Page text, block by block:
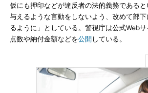
仮にも押印などが違反者の法的義務である
与えるような言動をしないよう、改めて部
るように」としている。警視庁は公式Web
点数や納付金額などを公開 している。